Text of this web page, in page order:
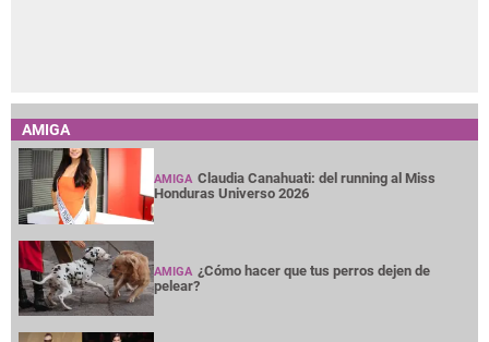
AMIGA
AMIGA Claudia Canahuati: del running al Miss
Honduras Universo 2026
AMIGA ¿Cómo hacer que tus perros dejen de
pelear?